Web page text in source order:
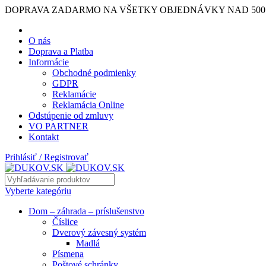
DOPRAVA ZADARMO NA VŠETKY OBJEDNÁVKY NAD
O nás
Doprava a Platba
Informácie
Obchodné podmienky
GDPR
Reklamácie
Reklamácia Online
Odstúpenie od zmluvy
VO PARTNER
Kontakt
Prihlásiť / Registrovať
Vyberte kategóriu
Dom – záhrada – príslušenstvo
Číslice
Dverový závesný systém
Madlá
Písmena